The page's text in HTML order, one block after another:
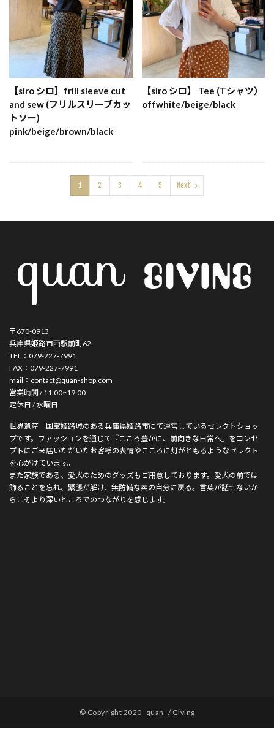
【siro シロ】frill sleeve cut
and sew (フリルスリーブカッ
トソー)
pink/beige/brown/black
【siro シロ】 Tee (Tシャツ）
offwhite/beige/black
1 2 3 4 5 Next
〒670-0913
兵庫県姫路市西駅前町62
TEL：079-227-7991
FAX：079-227-7991
mail：contact@quan-shop.com
営業時間 / 11:00~19:00
定休日 / 水曜日
世界遺産 国宝姫路城のある兵庫県姫路市にて運営しているセレクトショッ
プです。ファッションを通じて『こころ豊かに、前向きな日常へ』をコンセ
プトにご来店いただいたお客様の表情やこころに灯がともるようなセレクト
を心がけています。
また家族である、愛犬のためのグッズもご用意しております。愛犬の前では
飾ることを忘れ、緊張が解け、無防備な素の自分に戻る。言葉が話せないか
らこそより深いところでのつながりを感じます。
© Copyright 2020 -quan- / Giving